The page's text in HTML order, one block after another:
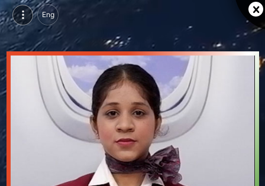
Eng
किंजल मेनारिया, परसुइन्ग एविएशन मैनेजमेंट कोर्स, वीफ्लाई एविएशन एंड हॉस्पिटैलिटी ट्रेनिंग एकेडमी, उदयपुर | वीडियो परिचय देखें
किंजल मेनारिया, परसुइन्ग एविएशन मैनेजमेंट कोर्स, वीफ्लाई एविएशन एंड हॉस्पिटैलिटी ट्रेनिंग एकेडमी, उदयपुर का वीडियो परिचय और सिंगल ब्रांडिंग पेज देखें।